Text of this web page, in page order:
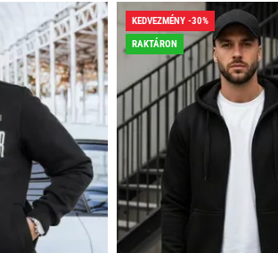
KEDVEZMÉNY -30%
RAKTÁRON